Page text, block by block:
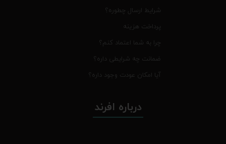
شرایط ارسال چطوره؟
پرداخت هزینه
چرا به شما اعتماد کنم؟
ضمانت چه شرایطی داره؟
آیا امکان عودت وجود داره؟
درباره افرند